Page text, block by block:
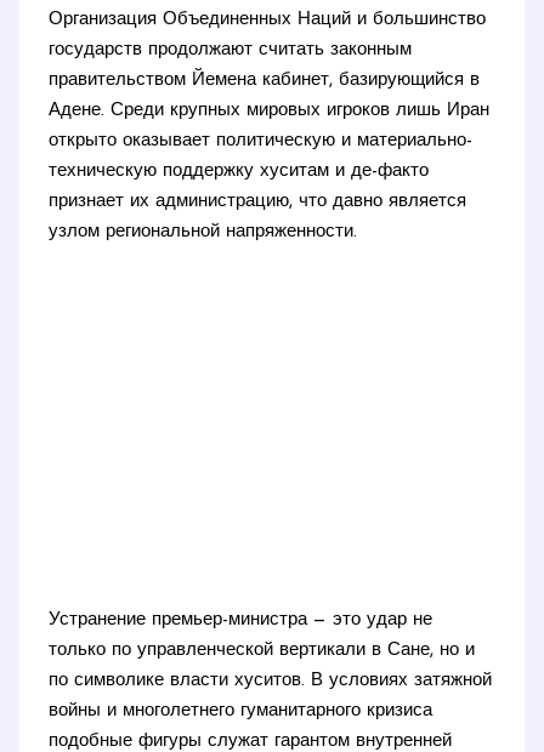
Организация Объединенных Наций и большинство
государств продолжают считать законным
правительством Йемена кабинет, базирующийся в
Адене. Среди крупных мировых игроков лишь Иран
открыто оказывает политическую и материально-
техническую поддержку хуситам и де-факто
признает их администрацию, что давно является
узлом региональной напряженности.
Устранение премьер-министра — это удар не
только по управленческой вертикали в Сане, но и
по символике власти хуситов. В условиях затяжной
войны и многолетнего гуманитарного кризиса
подобные фигуры служат гарантом внутренней